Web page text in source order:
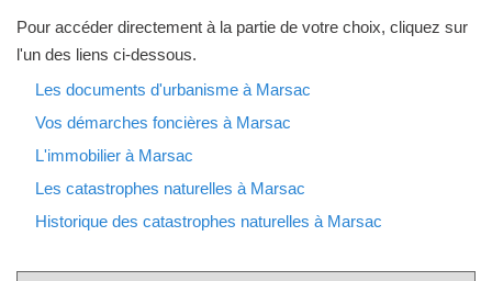
Pour accéder directement à la partie de votre choix, cliquez sur
l'un des liens ci-dessous.
Les documents d'urbanisme à Marsac
Vos démarches foncières à Marsac
L'immobilier à Marsac
Les catastrophes naturelles à Marsac
Historique des catastrophes naturelles à Marsac